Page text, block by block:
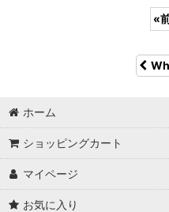
«
ホーム
ショッピングカート
マイページ
お気に入り